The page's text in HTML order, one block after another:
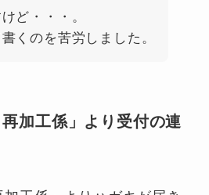
ど・・・。
くのを苦労しました。
加工係」より受付の連